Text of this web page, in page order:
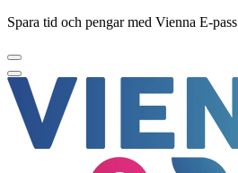
Spara tid och pengar med Vienna E-pass